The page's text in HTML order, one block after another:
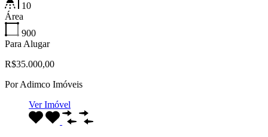
10
Área
900
Para Alugar
R$35.000,00
PorAdimco Imóveis
Ver Imóvel